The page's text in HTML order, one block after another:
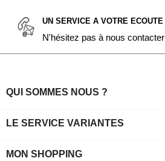
UN SERVICE A VOTRE ECOUTE
N'hésitez pas à nous contacter
QUI SOMMES NOUS ?
LE SERVICE VARIANTES
MON SHOPPING